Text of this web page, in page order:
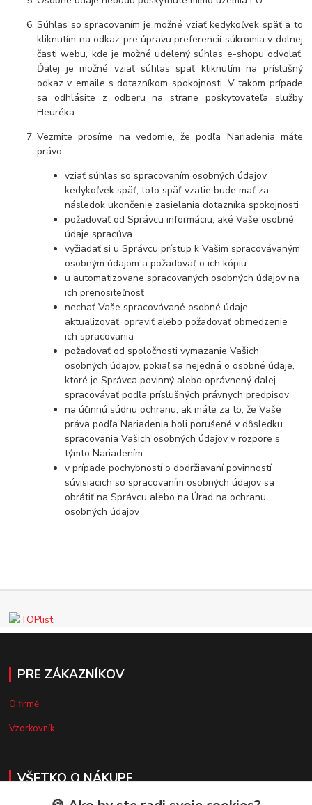
Súhlas so spracovaním je možné vziať kedykoľvek späť a to
kliknutím na odkaz pre úpravu preferencií súkromia v dolnej
časti webu, kde je možné udelený súhlas e-shopu odvolať.
Ďalej je možné vziať súhlas späť kliknutím na príslušný
odkaz v emaile s dotazníkom spokojnosti. V takom prípade
sa odhlásite z odberu na strane poskytovateľa služby
Heuréka.
Vezmite prosíme na vedomie, že podľa Nariadenia máte
právo:
vziať súhlas so spracovaním osobných údajov
kedykoľvek späť, toto späť vzatie bude mať za
následok ukončenie zasielania dotazníka spokojnosti
požadovať od Správcu informáciu, aké Vaše osobné
údaje spracúva
vyžiadať si u Správcu prístup k Vašim spracovávaným
osobným údajom a požadovať o ich kópiu
u automatizovane spracovaných osobných údajov na
ich prenositeľnosť
nechať Vaše spracovávané osobné údaje
aktualizovať, opraviť alebo požadovať obmedzenie
ich spracovania
požadovať od spoločnosti vymazanie Vašich
osobných údajov, pokiaľ sa nejedná o osobné údaje,
ktoré je Správca povinný alebo oprávnený ďalej
spracovávať podľa príslušných právnych predpisov
na účinnú súdnu ochranu, ak máte za to, že Vaše
práva podľa Nariadenia boli porušené v dôsledku
spracovania Vašich osobných údajov v rozpore s
týmto Nariadením
v prípade pochybností o dodržiavaní povinností
súvisiacich so spracovaním osobných údajov sa
obrátiť na Správcu alebo na Úrad na ochranu
osobných údajov
PRE ZÁKAZNÍKOV
O firmě
Vzorkovník
VŠETKO O NÁKUPE